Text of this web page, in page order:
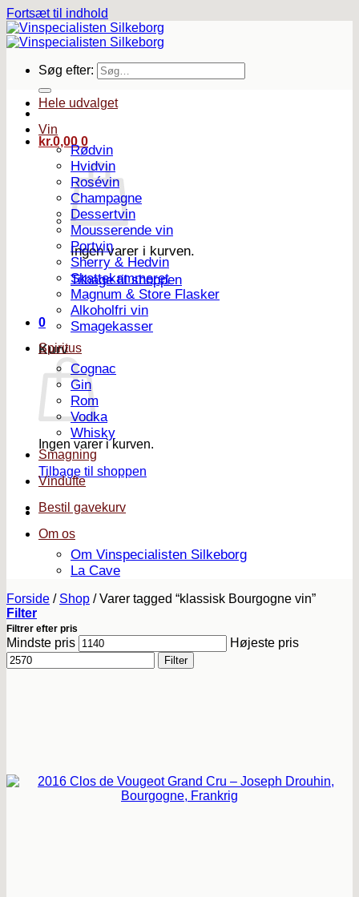
Fortsæt til indhold
Søg efter:
kr.0,00 0
Ingen varer i kurven.
Tilbage til shoppen
0
Kurv
Ingen varer i kurven.
Tilbage til shoppen
Hele udvalget
Vin
Rødvin
Hvidvin
Rosévin
Champagne
Dessertvin
Mousserende vin
Portvin
Sherry & Hedvin
Skattekammeret
Magnum & Store Flasker
Alkoholfri vin
Smagekasser
Spiritus
Cognac
Gin
Rom
Vodka
Whisky
Smagning
Vindufte
Bestil gavekurv
Om os
Om Vinspecialisten Silkeborg
La Cave
Forside / Shop /Varer tagged “klassisk Bourgogne vin”
Filter
Filtrer efter pris
Mindste pris Højeste pris
Filter